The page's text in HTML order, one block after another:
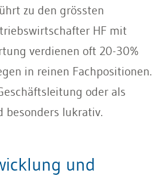
zu den grössten
HF mit
verdienen oft 20-30%
in reinen Fachpositionen.
oder als
besonders lukrativ.
und